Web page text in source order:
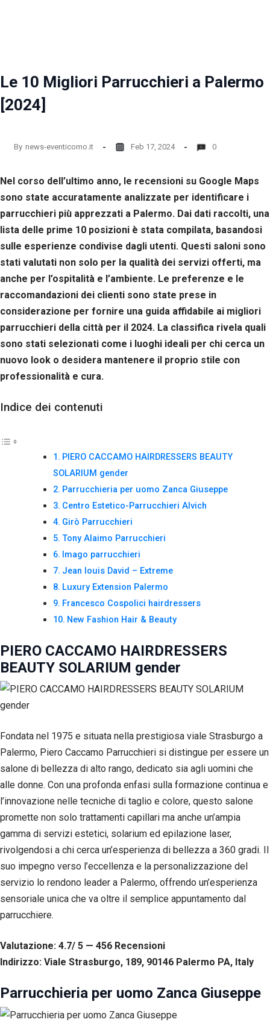
Le 10 Migliori Parrucchieri a Palermo
[2024]
By news-eventicomo.it Feb 17, 2024 0
Nel corso dell’ultimo anno, le recensioni su Google Maps
sono state accuratamente analizzate per identificare i
parrucchieri più apprezzati a Palermo. Dai dati raccolti, una
lista delle prime 10 posizioni è stata compilata, basandosi
sulle esperienze condivise dagli utenti. Questi saloni sono
stati valutati non solo per la qualità dei servizi offerti, ma
anche per l’ospitalità e l’ambiente. Le preferenze e le
raccomandazioni dei clienti sono state prese in
considerazione per fornire una guida affidabile ai migliori
parrucchieri della città per il 2024. La classifica rivela quali
sono stati selezionati come i luoghi ideali per chi cerca un
nuovo look o desidera mantenere il proprio stile con
professionalità e cura.
Indice dei contenuti
PIERO CACCAMO HAIRDRESSERS BEAUTY
SOLARIUM gender
Parrucchieria per uomo Zanca Giuseppe
Centro Estetico-Parrucchieri Alvich
Girò Parrucchieri
Tony Alaimo Parrucchieri
Imago parrucchieri
Jean louis David – Extreme
Luxury Extension Palermo
Francesco Cospolici hairdressers
New Fashion Hair & Beauty
PIERO CACCAMO HAIRDRESSERS
BEAUTY SOLARIUM gender
Fondata nel 1975 e situata nella prestigiosa viale Strasburgo a
Palermo, Piero Caccamo Parrucchieri si distingue per essere un
salone di bellezza di alto rango, dedicato sia agli uomini che
alle donne. Con una profonda enfasi sulla formazione continua e
l’innovazione nelle tecniche di taglio e colore, questo salone
promette non solo trattamenti capillari ma anche un’ampia
gamma di servizi estetici, solarium ed epilazione laser,
rivolgendosi a chi cerca un’esperienza di bellezza a 360 gradi. Il
suo impegno verso l’eccellenza e la personalizzazione del
servizio lo rendono leader a Palermo, offrendo un’esperienza
sensoriale unica che va oltre il semplice appuntamento dal
parrucchiere.
Valutazione: 4.7/ 5 — 456 Recensioni
Indirizzo: Viale Strasburgo, 189, 90146 Palermo PA, Italy
Parrucchieria per uomo Zanca Giuseppe